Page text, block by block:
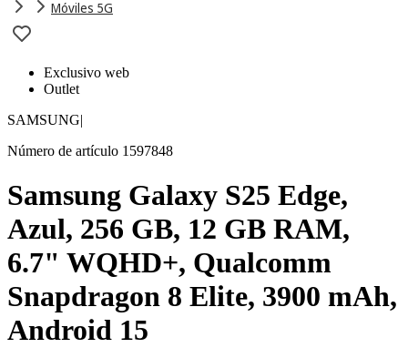
Móviles 5G
Exclusivo web
Outlet
SAMSUNG|
Número de artículo 1597848
Samsung Galaxy S25 Edge,
Azul, 256 GB, 12 GB RAM,
6.7" WQHD+, Qualcomm
Snapdragon 8 Elite, 3900 mAh,
Android 15